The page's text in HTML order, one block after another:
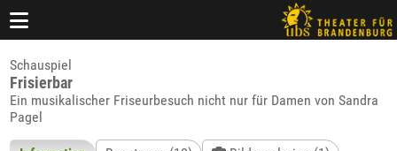
Schauspiel
Frisierbar
Ein musikalischer Friseurbesuch nicht nur für Damen von Sandra
Pagel